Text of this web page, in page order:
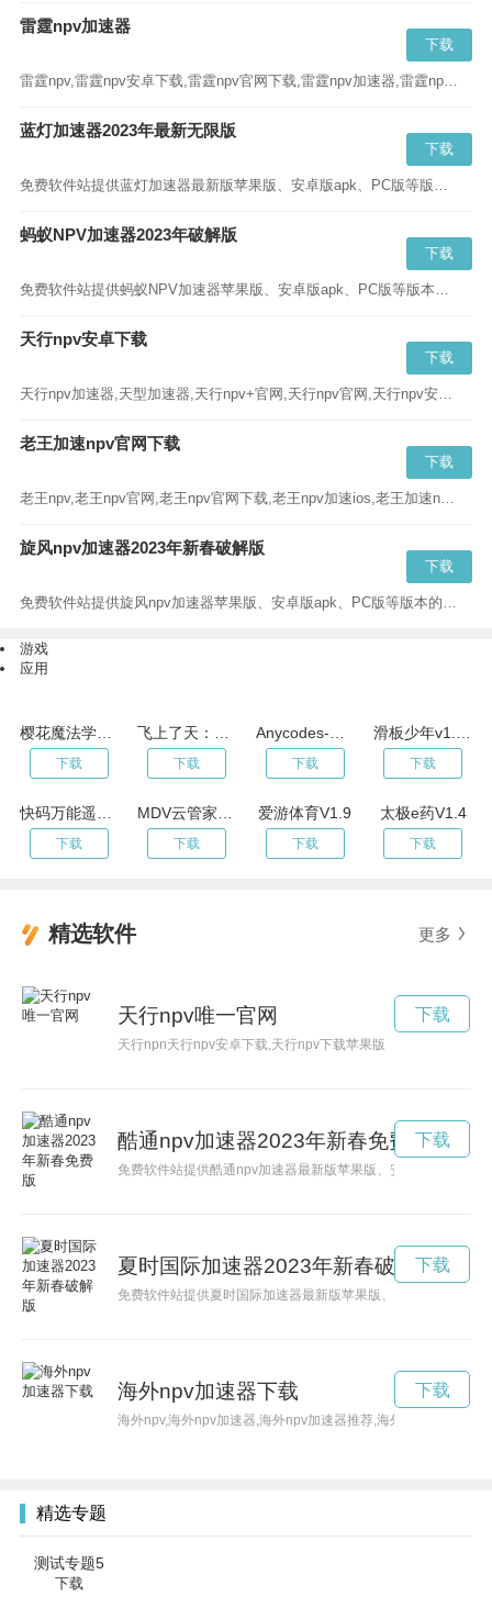
雷霆npv加速器
雷霆npv,雷霆npv安卓下载,雷霆npv官网下载,雷霆npv加速器,雷霆npv苹果...
下载
蓝灯加速器2023年最新无限版
免费软件站提供蓝灯加速器最新版苹果版、安卓版apk、PC版等版本的下载,蓝灯加速器app2023年新春版蓝奏云、百度云请直接点击“立即下载”...
下载
蚂蚁NPV加速器2023年破解版
免费软件站提供蚂蚁NPV加速器苹果版、安卓版apk、PC版等版本的下载,蚂蚁NPV加速器2023年新春版蓝奏云、百度云请直接点击“立即下载”...
下载
天行npv安卓下载
天行npv加速器,天型加速器,天行npv+官网,天行npv官网,天行npv安卓下载,天行npv官网下载,天行npv+官网下载,天行npv下载苹果版...
下载
老王加速npv官网下载
老王npv,老王npv官网,老王npv官网下载,老王npv加速ios,老王加速npv下载,老王加速npv官网,老王加速npv官网下载,老王加速npv安卓官网下载...
下载
旋风npv加速器2023年新春破解版
免费软件站提供旋风npv加速器苹果版、安卓版apk、PC版等版本的下载,旋风加速npv下载2023年新春版蓝奏云、百度云请直接点击“立即下载”...
下载
游戏
应用
樱花魔法学院-樱花二次元校园v11.7
下载 下载 下载 下载
下载 下载
爱游体育V1.9
下载
太极e药V1.4
下载
精选软件 更多
天行npv唯一官网
天行npn天行npv安卓下载,天行npv下载苹果版
下载
酷通npv加速器2023年新春免费版
免费软件站提供酷通npv加速器最新版苹果版、安卓版apk、PC
下载
夏时国际加速器2023年新春破解版
免费软件站提供夏时国际加速器最新版苹果版、安卓版apk、
下载
海外npv加速器下载
海外npv,海外npv加速器,海外npv加速器推荐,海外npv加速器破
下载
精选专题
测试专题5
下载